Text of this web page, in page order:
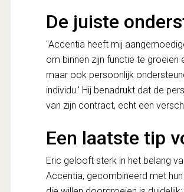
De juiste
"Accentia heeft mij
om binnen zijn functie te
maar ook persoonlijk
individu.' Hij benadrukt dat de
van zijn contract, echt een
Een laatste tip
Eric gelooft sterk in het belang
Accentia, gecombineerd met